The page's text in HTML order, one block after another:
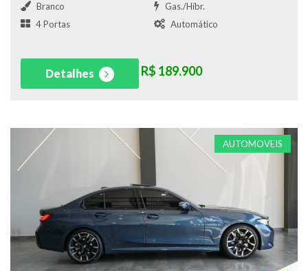
Branco
Gas./Híbr.
4 Portas
Automático
Detalhes R$ 189.900
AUTOMOVEIS